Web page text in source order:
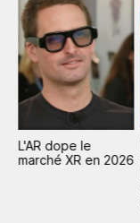
L'AR dope le
marché XR en 2026